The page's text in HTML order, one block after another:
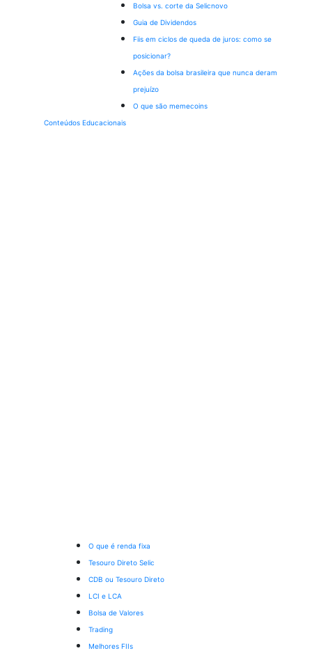
Bolsa vs. corte da Selicnovo
Guia de Dividendos
Fiis em ciclos de queda de juros: como se
posicionar?
Ações da bolsa brasileira que nunca deram
prejuízo
O que são memecoins
Conteúdos Educacionais
O que é renda fixa
Tesouro Direto Selic
CDB ou Tesouro Direto
LCI e LCA
Bolsa de Valores
Trading
Melhores FIIs